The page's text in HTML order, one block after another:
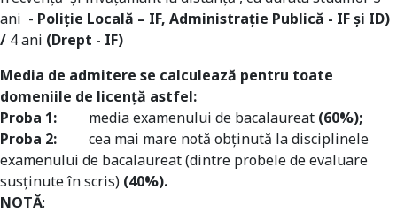
ani - Poliție Locală – IF, Administrație Publică - IF și ID)
/ 4 ani (Drept - IF)
Media de admitere se calculează pentru toate
domeniile de licenţă astfel:
Proba 1: media examenului de bacalaureat (60%);
Proba 2: cea mai mare notă obținută la disciplinele
examenului de bacalaureat (dintre probele de evaluare
susținute în scris) (40%).
NOTĂ: